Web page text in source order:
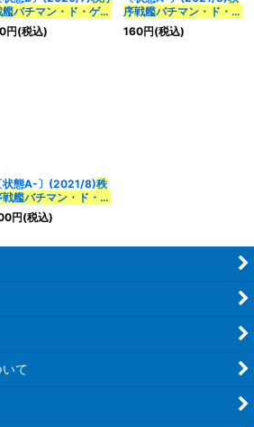
艦バチマン・ド・ゲー
-戦艦形態-(BSC36収
)【C】{BS43-085}
円(税込)
序戦艦バチマン・ド・ゲ
ール-戦艦形態-(SD61収
録)【C】{BS43-085}
160円(税込)
状態A-〕(2021/8)秩
戦艦バチマン・ド・ゲ
ル【C】{SD61-
《白》
円(税込)
て